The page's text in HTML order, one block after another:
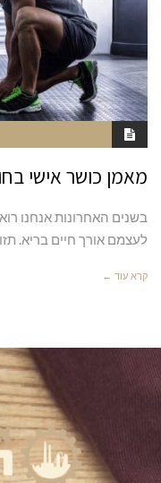
מאמן כושר אישי
בשנים האחרונות אנחנו
לעצמם אורך חיים בריא.
קרא עוד ←